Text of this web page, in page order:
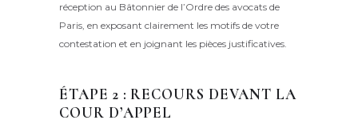
réception au Bâtonnier de l’Ordre des avocats de
Paris, en exposant clairement les motifs de votre
contestation et en joignant les pièces justificatives.
ÉTAPE 2 : RECOURS DEVANT LA
COUR D’APPEL